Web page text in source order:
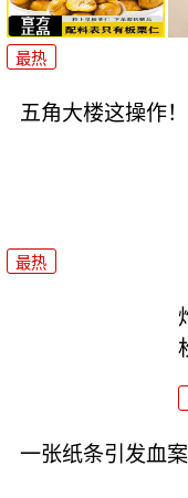
最热
五角大楼这操作
最热
一张纸条引发血案